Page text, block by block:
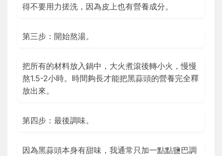
得不要用力搓洗，因為皮上也有營養成分。
第三步：開始熬湯。
把所有的材料放入鍋中，大火煮滾後轉小火，慢慢
熬1.5-2小時。時間夠長才能把黑蒜頭的營養完全釋
放出來。
第四步：最後調味。
因為黑蒜頭本身有甜味，我通常只加一點點鹽巴調